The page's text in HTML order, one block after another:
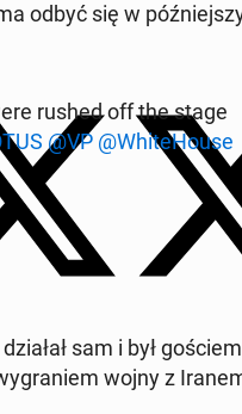
odbyć się w
rushed off the stage
@VP @White­House
sam i był gościem
wojny z